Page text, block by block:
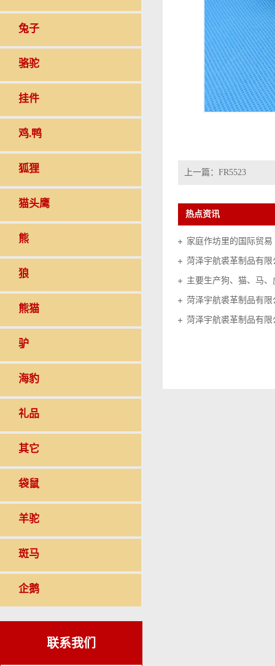
兔子
骆驼
挂件
鸡.鸭
狐狸
猫头鹰
熊
狼
熊猫
驴
海豹
礼品
其它
袋鼠
羊驼
斑马
企鹅
联系我们
上一篇： FR5523
热点资讯
家庭作坊里的国际贸易
菏泽宇航裘革制品有
菏泽宇航裘革制品有限
菏泽宇航裘革制品有限